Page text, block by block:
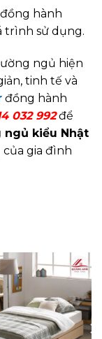
hành
trình sử dụng.
ngủ hiện
tinh tế và
đồng hành
032 992để
ngủ kiểu Nhật
của gia đình